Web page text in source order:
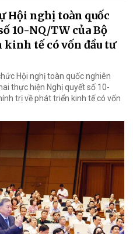
Hội nghị toàn quốc
10-NQ/TW của Bộ
tế có vốn đầu tư
Hội nghị toàn quốc nghiên
thực hiện Nghị quyết số 10-
trị về phát triển kinh tế có vốn